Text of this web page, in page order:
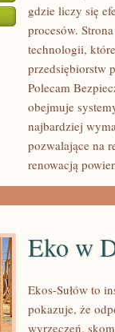
gdzie liczy się
procesów.
technologii,
przedsiębiorstw
Polecam
obejmuje
najbardziej
pozwalające na
renowacją
Eko w
Ekos-Sułów to
pokazuje, że
wyrzeczeń,